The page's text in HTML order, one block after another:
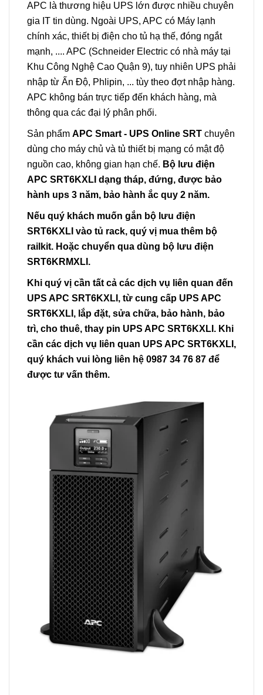
APC là thương hiệu UPS lớn được nhiều chuyên
gia IT tin dùng. Ngoài UPS, APC có Máy lạnh
chính xác, thiết bị điện cho tủ hạ thế, đóng ngắt
mạnh, .... APC (Schneider Electric có nhà máy tại
Khu Công Nghệ Cao Quận 9), tuy nhiên UPS phải
nhập từ Ấn Độ, Phlipin, ... tùy theo đợt nhập hàng.
APC không bán trực tiếp đến khách hàng, mà
thông qua các đại lý phân phối.
Sản phẩm APC Smart - UPS Online SRT chuyên
dùng cho máy chủ và tủ thiết bị mạng có mật độ
nguồn cao, không gian hạn chế. Bộ lưu điện
APC SRT6KXLI dạng tháp, đứng, được bảo
hành ups 3 năm, bảo hành ắc quy 2 năm.
Nếu quý khách muốn gắn bộ lưu điện
SRT6KXLI vào tủ rack, quý vị mua thêm bộ
railkit. Hoặc chuyển qua dùng bộ lưu điện
SRT6KRMXLI.
Khi quý vị cần tất cả các dịch vụ liên quan đến
UPS APC SRT6KXLI, từ cung cấp UPS APC
SRT6KXLI, lắp đặt, sửa chữa, bảo hành, bảo
trì, cho thuê, thay pin UPS APC SRT6KXLI. Khi
cần các dịch vụ liên quan UPS APC SRT6KXLI,
quý khách vui lòng liên hệ 0987 34 76 87 để
được tư vấn thêm.